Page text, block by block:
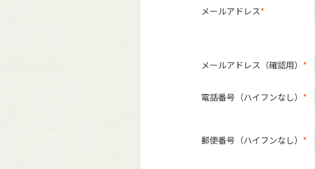
メールアドレス
メールアドレス（確認用）
電話番号（ハイフンなし）
郵便番号（ハイフンなし）